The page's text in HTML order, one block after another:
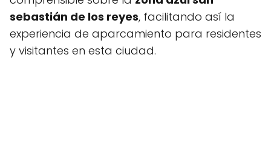
sebastián de los reyes, facilitando así la
experiencia de aparcamiento para residentes
y visitantes en esta ciudad.